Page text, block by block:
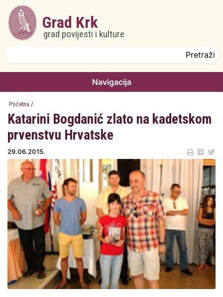
Skoči na glavni sadržaj
Grad Krk
grad povijesti i kulture
Navigacija
Početna /
Katarini Bogdanić zlato na kadetskom
prvenstvu Hrvatske
29.06.2015.